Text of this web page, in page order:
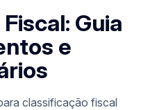
Guia
e
classificação fiscal